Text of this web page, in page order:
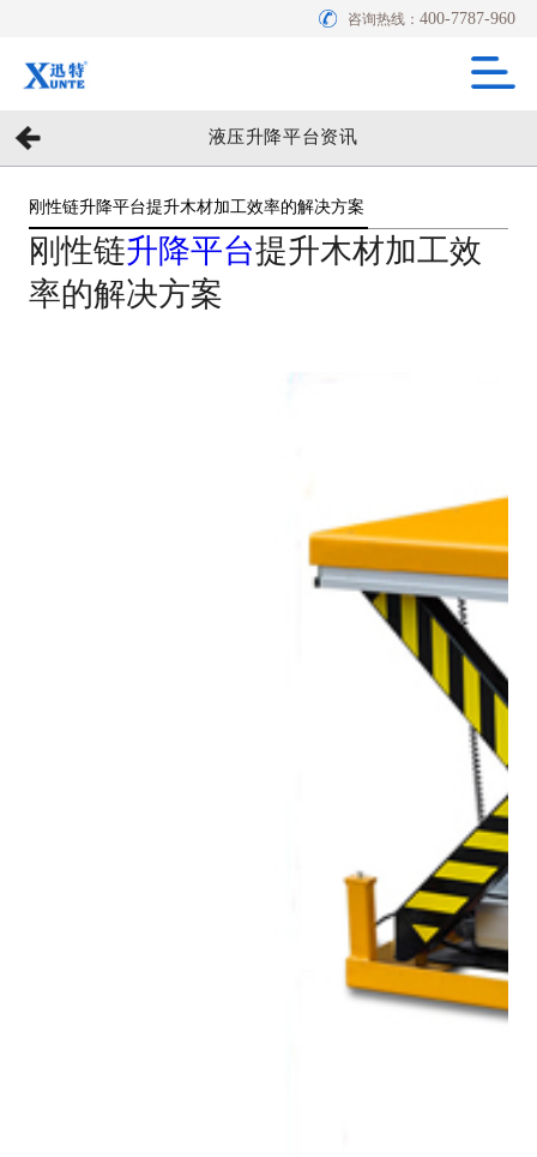
咨询热线：400-7787-960
液压升降平台资讯
刚性链升降平台提升木材加工效率的解决方案
刚性链升降平台提升木材加工效
率的解决方案